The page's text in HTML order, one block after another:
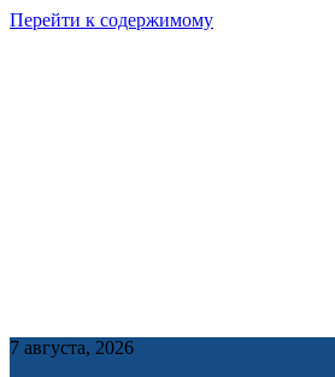
Перейти к содержимому
7 августа, 2026